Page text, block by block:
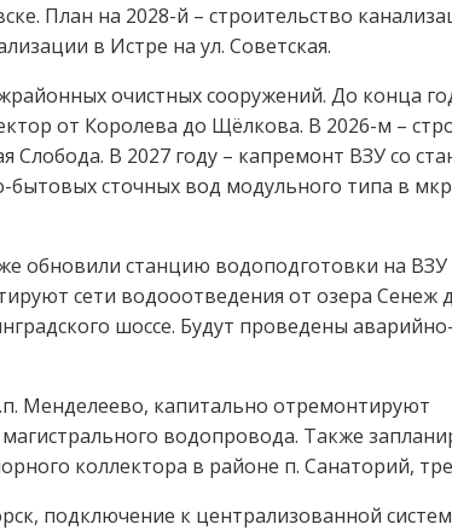
План на 2028-й – строительство
в Истре на ул. Советская.
очистных сооружений. До конца
от Королева до Щёлкова. В 2026-м –
В 2027 году – капремонт ВЗУ со
бытовых сточных вод модульного типа в
обновили станцию водоподготовки на
сети водооотведения от озера Сенеж
шоссе. Будут проведены аварийно-
Менделеево, капитально отремонтируют
водопровода. Также
коллектора в районе п. Санаторий,
подключение к централизованной